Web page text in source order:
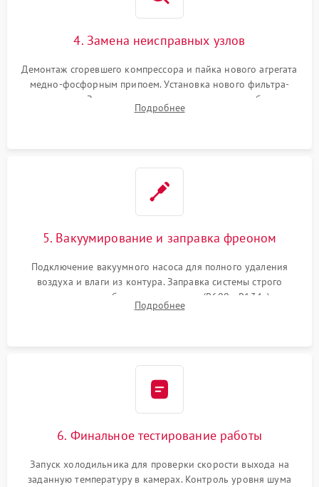
4. Замена неисправных узлов
Демонтаж сгоревшего компрессора и пайка нового агрегата
медно-фосфорным припоем. Установка нового фильтра-
осушителя. Замена изношенных вентиляторов обдува,
сломанных заслонок или поврежденных дверных петель.
Подробнее
5. Вакуумирование и заправка фреоном
Подключение вакуумного насоса для полного удаления
воздуха и влаги из контура. Заправка системы строго
дозированным объемом хладагента (R600a, R134a) по
электронным весам. Контроль рабочего давления в системе.
Подробнее
6. Финальное тестирование работы
Запуск холодильника для проверки скорости выхода на
заданную температуру в камерах. Контроль уровня шума